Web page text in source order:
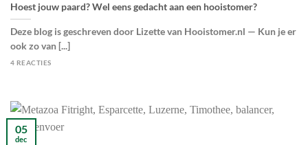
Hoest jouw paard? Wel eens gedacht aan een hooistomer?
Deze blog is geschreven door Lizette van Hooistomer.nl — Kun je er
ook zo van [...]
4 REACTIES
05
dec